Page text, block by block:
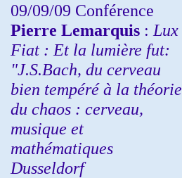
09/09/09 Conférence
Pierre Lemarquis : Lux
Fiat : Et la lumière fut:
"J.S.Bach, du cerveau
bien tempéré à la théorie
du chaos : cerveau,
musique et
mathématiques
Dusseldorf